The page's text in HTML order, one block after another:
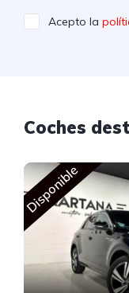
Acepto la
Coches
Disponible